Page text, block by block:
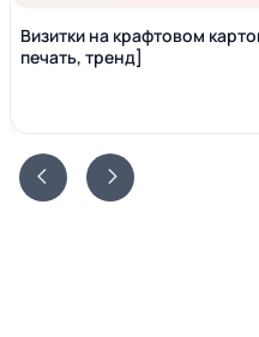
Визитки на крафтовом
печать, тренд]